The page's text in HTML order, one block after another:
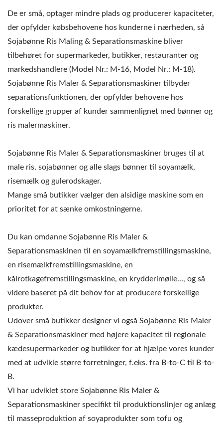
TOFU KVÆRN MASKINE,
TOFU
FREMSTILLINGSMASKINE
TIL ERHVERV,
VÅDSLIBER,
VÅDSLIBERMASKINE,
VÅDSLIBERPRIS,
VÅDSLIBERMASKINE,
MADSLIBERMASKINE,
KOMMERCIEL
SLIBEMASKINE,
KOMMERCIEL
VÅDSLIBER,
SOJABØNNE STEN
SLIBER, MADMASKINE,
SOJABØNNEKVÆRN
MASKINE / LEDER AF
DEN AUTOMATISKE
TOFU- OG
De er små, optager mindre plads og producerer kapaciteter,
der opfylder købsbehovene hos kunderne i nærheden, så
Sojabønne Ris Maling & Separationsmaskine bliver
tilbehøret for supermarkeder, butikker, restauranter og
markedshandlere (Model Nr.: M-16, Model Nr.: M-18).
Sojabønne Ris Maler & Separationsmaskiner tilbyder
separationsfunktionen, der opfylder behovene hos
forskellige grupper af kunder sammenlignet med bønner og
ris malermaskiner.
Sojabønne Ris Maler & Separationsmaskiner bruges til at
male ris, sojabønner og alle slags bønner til soyamælk,
risemælk og gulerodskager.
Mange små butikker vælger den alsidige maskine som en
prioritet for at sænke omkostningerne.
Du kan omdanne Sojabønne Ris Maler &
Separationsmaskinen til en soyamælkfremstillingsmaskine,
en risemælkfremstillingsmaskine, en
kålrotkagefremstillingsmaskine, en krydderimølle..., og så
videre baseret på dit behov for at producere forskellige
produkter.
Udover små butikker designer vi også Sojabønne Ris Maler
& Separationsmaskiner med højere kapacitet til regionale
kædesupermarkeder og butikker for at hjælpe vores kunder
med at udvikle større forretninger, f.eks. fra B-to-C til B-to-
B.
Vi har udviklet store Sojabønne Ris Maler &
Separationsmaskiner specifikt til produktionslinjer og anlæg
til masseproduktion af soyaprodukter som tofu og